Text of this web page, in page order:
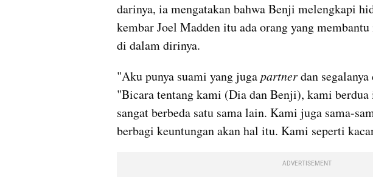
darinya, ia mengatakan bahwa Benji melengkapi
kembar Joel Madden itu ada orang yang
di dalam dirinya.
"Aku punya suami yang juga partner dan
"Bicara tentang kami (Dia dan Benji), kami berdua
sangat berbeda satu sama lain. Kami juga sama-
berbagi keuntungan akan hal itu. Kami seperti
ADVERTISEMENT